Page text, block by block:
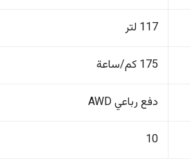
117 لتر
175 كم/ساعة
دفع رباعي AWD
10